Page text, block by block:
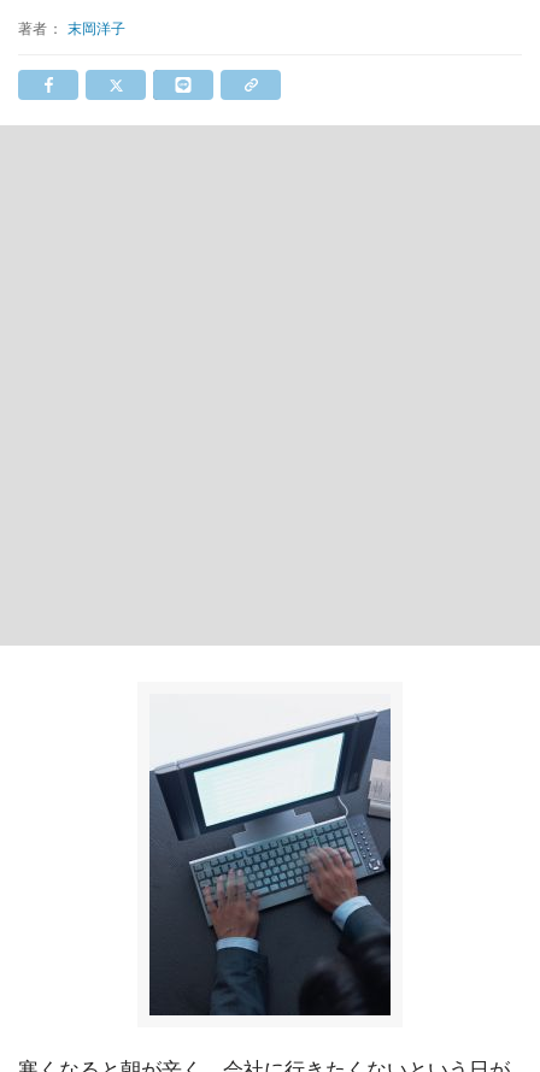
著者： 末岡洋子